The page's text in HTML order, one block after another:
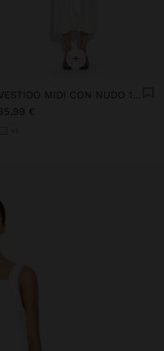
+
VESTIDO MIDI CON NUDO 100% ALGODÓN
€